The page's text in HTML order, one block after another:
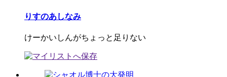
りすのあしなみ
けーかいしんがちょっと足りない